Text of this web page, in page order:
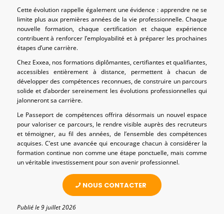
Cette évolution rappelle également une évidence : apprendre ne se
limite plus aux premières années de la vie professionnelle. Chaque
nouvelle formation, chaque certification et chaque expérience
contribuent à renforcer l’employabilité et à préparer les prochaines
étapes d’une carrière.
Chez Exxea, nos formations diplômantes, certifiantes et qualifiantes,
accessibles entièrement à distance, permettent à chacun de
développer des compétences reconnues, de construire un parcours
solide et d’aborder sereinement les évolutions professionnelles qui
jalonneront sa carrière.
Le Passeport de compétences offrira désormais un nouvel espace
pour valoriser ce parcours, le rendre visible auprès des recruteurs
et témoigner, au fil des années, de l’ensemble des compétences
acquises. C’est une avancée qui encourage chacun à considérer la
formation continue non comme une étape ponctuelle, mais comme
un véritable investissement pour son avenir professionnel.
NOUS CONTACTER
Publié le 9 juillet 2026